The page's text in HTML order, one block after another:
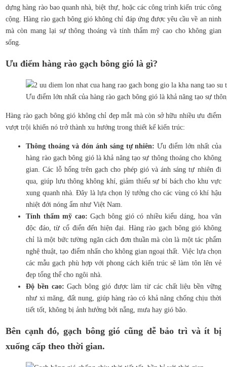
dựng hàng rào bao quanh nhà, biệt thự, hoặc các công trình kiến trúc công
cộng. Hàng rào gạch bông gió không chỉ đáp ứng được yêu cầu về an ninh
mà còn mang lại sự thông thoáng và tính thẩm mỹ cao cho không gian
sống.
Ưu điểm hàng rào gạch bông gió là gì?
Ưu điểm lớn nhất của hàng rào gạch bông gió là khả năng tạo sự
Hàng rào gạch bông gió không chỉ đẹp mắt mà còn sở hữu nhiều ưu điểm
vượt trội khiến nó trở thành xu hướng trong thiết kế kiến trúc:
Thông thoáng và đón ánh sáng tự nhiên: Ưu điểm lớn nhất của
hàng rào gạch bông gió là khả năng tạo sự thông thoáng cho không
gian. Các lỗ hổng trên gạch cho phép gió và ánh sáng tự nhiên đi
qua, giúp lưu thông không khí, giảm thiểu sự bí bách cho khu vực
xung quanh nhà. Đây là lựa chọn lý tưởng cho các vùng có khí hậu
nhiệt đới nóng ẩm như Việt Nam.
Tính thẩm mỹ cao: Gạch bông gió có nhiều kiểu dáng, hoa văn
độc đáo, từ cổ điển đến hiện đại. Hàng rào gạch bông gió không
chỉ là một bức tường ngăn cách đơn thuần mà còn là một tác phẩm
nghệ thuật, tạo điểm nhấn cho không gian ngoại thất. Việc lựa chọn
các mẫu gạch phù hợp với phong cách kiến trúc sẽ làm tôn lên vẻ
đẹp tổng thể cho ngôi nhà.
Độ bền cao: Gạch bông gió được làm từ các chất liệu bền vững
như xi măng, đất nung, giúp hàng rào có khả năng chống chịu thời
tiết tốt, không bị ảnh hưởng bởi nắng, mưa hay gió bão.
Bên cạnh đó, gạch bông gió cũng dễ bảo trì và ít bị
xuống cấp theo thời gian.